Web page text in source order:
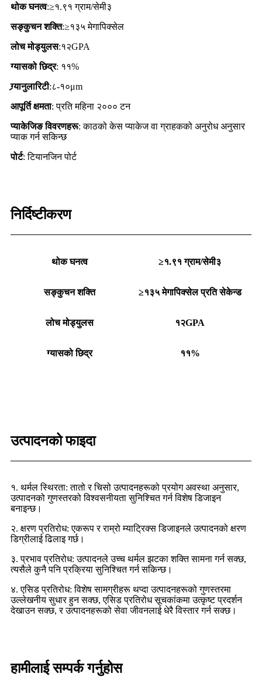
थोक घनत्व:≥१.९१ ग्राम/सेमी३
सङ्कुचन शक्ति:≥१३५ मेगापिक्सेल
लोच मोड्युलस:१२GPA
ग्यासको छिद्र: ११%
ग्र्यानुलारिटी:८-१०μm
आपूर्ति क्षमता: प्रति महिना २००० टन
प्याकेजिङ विवरणहरू: काठको केस प्याकेज वा ग्राहकको अनुरोध अनुसार
प्याक गर्न सकिन्छ
पोर्ट: टियानजिन पोर्ट
निर्दिष्टीकरण
थोक घनत्व ≥१.९१ ग्राम/सेमी३
सङ्कुचन शक्ति ≥१३५ मेगापिक्सेल प्रति सेकेन्ड
लोच मोड्युलस १२GPA
ग्यासको छिद्र ११%
उत्पादनको फाइदा
१. थर्मल स्थिरता: तातो र चिसो उत्पादनहरूको प्रयोग अवस्था अनुसार,
उत्पादनको गुणस्तरको विश्वसनीयता सुनिश्चित गर्न विशेष डिजाइन
बनाइन्छ।
२. क्षरण प्रतिरोध: एकरूप र राम्रो म्याट्रिक्स डिजाइनले उत्पादनको क्षरण
डिग्रीलाई ढिलाइ गर्छ।
३. प्रभाव प्रतिरोध: उत्पादनले उच्च थर्मल झटका शक्ति सामना गर्न सक्छ,
त्यसैले कुनै पनि प्रक्रिया सुनिश्चित गर्न सकिन्छ।
४. एसिड प्रतिरोध: विशेष सामग्रीहरू थप्दा उत्पादनहरूको गुणस्तरमा
उल्लेखनीय सुधार हुन सक्छ, एसिड प्रतिरोध सूचकांकमा उत्कृष्ट प्रदर्शन
देखाउन सक्छ, र उत्पादनहरूको सेवा जीवनलाई धेरै विस्तार गर्न सक्छ।
हामीलाई सम्पर्क गर्नुहोस